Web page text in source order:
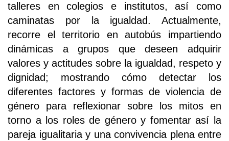
talleres en colegios e institutos, así como
caminatas por la igualdad. Actualmente,
recorre el territorio en autobús impartiendo
dinámicas a grupos que deseen adquirir
valores y actitudes sobre la igualdad, respeto y
dignidad; mostrando cómo detectar los
diferentes factores y formas de violencia de
género para reflexionar sobre los mitos en
torno a los roles de género y fomentar así la
pareja igualitaria y una convivencia plena entre